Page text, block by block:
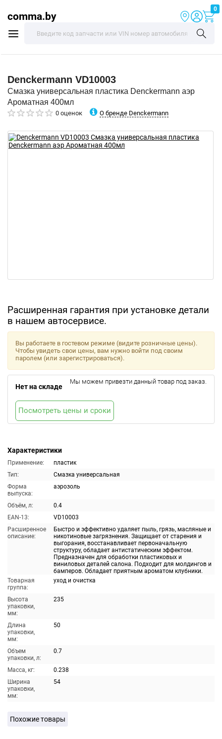
comma.by
0
Denckermann VD10003
Смазка универсальная пластика Denckermann аэр
Ароматная 400мл
0 оценок О бренде Denckermann
Расширенная гарантия при установке детали
в нашем автосервисе.
Характеристики
Применение:
пластик
Тип:
Смазка универсальная
Форма
выпуска:
аэрозоль
Объём, л:
0.4
EAN-13:
VD10003
Расширенное
описание:
Быстро и эффективно удаляет пыль, грязь, масляные и
никотиновые загрязнения. Защищает от старения и
выгорания, восстанавливает первоначальную
структуру, обладает антистатическим эффектом.
Предназначен для обработки пластиковых и
виниловых деталей салона. Подходит для молдингов и
бамперов. Обладает приятным ароматом клубники.
Товарная
группа:
уход и очистка
Высота
упаковки,
мм:
235
Длина
упаковки,
мм:
50
Объем
упаковки, л:
0.7
Масса, кг:
0.238
Ширина
упаковки,
мм:
54
Вы работаете в гостевом режиме (видите розничные цены).
Чтобы увидеть свои цены, вам нужно войти под своим
паролем (или зарегистрироваться).
Нет на складе
Мы можем привезти данный товар под заказ.
Посмотреть цены и сроки
Похожие товары